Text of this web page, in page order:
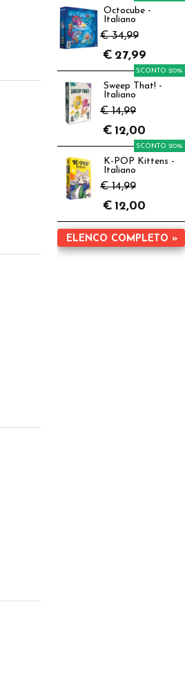
Octocube -
Italiano
€ 34,99
€ 27,99
Sweep That! -
Italiano
€ 14,99
SCONTO 20%
€ 12,00
K-POP Kittens -
Italiano
€ 14,99
SCONTO 20%
€ 12,00
ELENCO COMPLETO »